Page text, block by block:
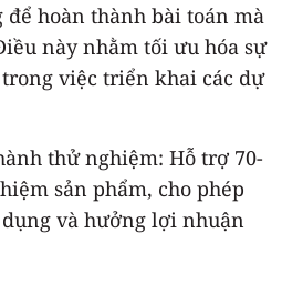
hoàn thành bài toán mà
này nhằm tối ưu hóa sự
việc triển khai các dự
thử nghiệm: Hỗ trợ 70-
sản phẩm, cho phép
và hưởng lợi nhuận